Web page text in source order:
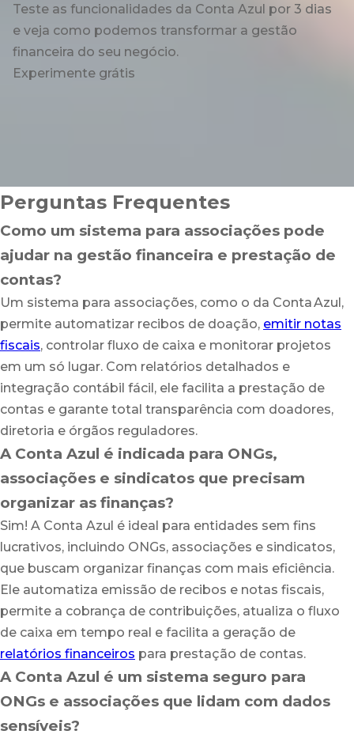
Teste as funcionalidades da Conta Azul por 3 dias
e veja como podemos transformar a gestão
financeira do seu negócio.
Experimente grátis
Perguntas Frequentes
Como um sistema para associações pode
ajudar na gestão financeira e prestação de
contas?
Um sistema para associações, como o da Conta Azul,
permite automatizar recibos de doação, emitir notas
fiscais, controlar fluxo de caixa e monitorar projetos
em um só lugar. Com relatórios detalhados e
integração contábil fácil, ele facilita a prestação de
contas e garante total transparência com doadores,
diretoria e órgãos reguladores.
A Conta Azul é indicada para ONGs,
associações e sindicatos que precisam
organizar as finanças?
Sim! A Conta Azul é ideal para entidades sem fins
lucrativos, incluindo ONGs, associações e sindicatos,
que buscam organizar finanças com mais eficiência.
Ele automatiza emissão de recibos e notas fiscais,
permite a cobrança de contribuições, atualiza o fluxo
de caixa em tempo real e facilita a geração de
relatórios financeiros para prestação de contas.
A Conta Azul é um sistema seguro para
ONGs e associações que lidam com dados
sensíveis?